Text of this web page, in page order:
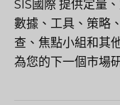
SIS國際 提供定量
數據、工具、策略
查、焦點小組和其
為您的下一個市場